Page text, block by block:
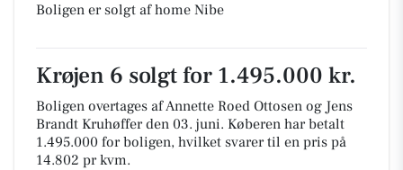
Boligen er solgt af home Nibe
Krøjen 6 solgt for 1.495.000 kr.
Boligen overtages af Annette Roed Ottosen og Jens
Brandt Kruhøffer den 03. juni. Køberen har betalt
1.495.000 for boligen, hvilket svarer til en pris på
14.802 pr kvm.